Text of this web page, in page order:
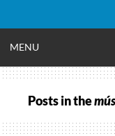
MENU
MENU
Posts in the